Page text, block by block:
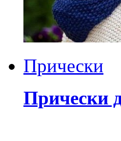
Прически
Прически